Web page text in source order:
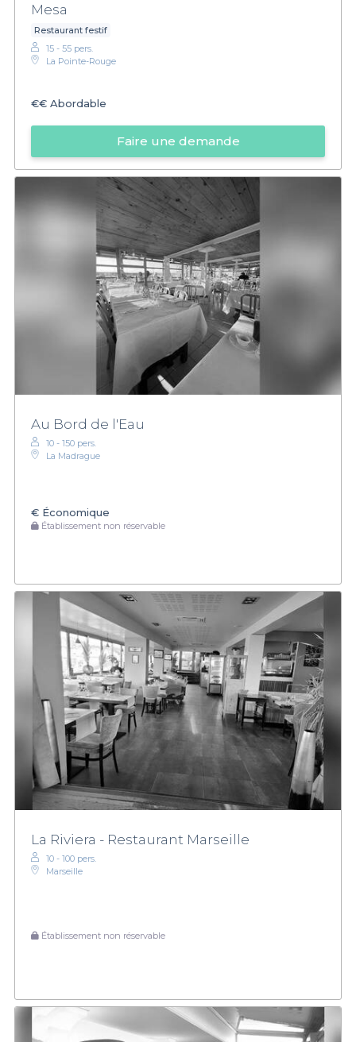
Mesa
Restaurant festif
15 - 55 pers.
La Pointe-Rouge
€€ Abordable
Faire une demande
Au Bord de l'Eau
10 - 150 pers.
La Madrague
€ Économique
Établissement non réservable
La Riviera - Restaurant Marseille
10 - 100 pers.
Marseille
Établissement non réservable